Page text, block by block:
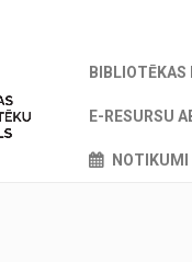
E-RESURSU
NOTIKUMI